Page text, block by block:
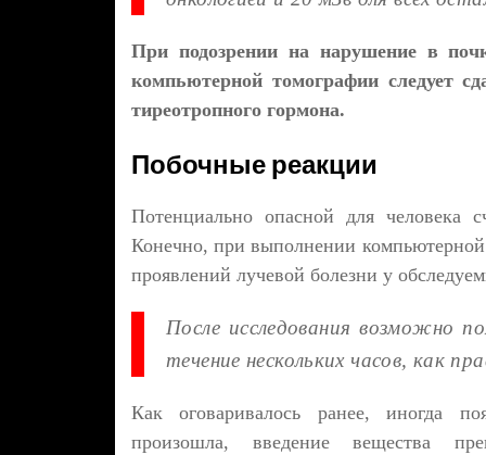
При подозрении на нарушение в
компьютерной томографии следует
тиреотропного гормона.
Побочные реакции
Потенциально опасной для человека
Конечно, при выполнении компьютерной
проявлений лучевой болезни у
После исследования возможно
течение нескольких часов, как
Как оговаривалось ранее, иногда
произошла, введение вещества